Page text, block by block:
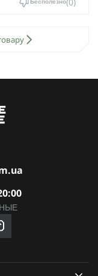
Бесполезно